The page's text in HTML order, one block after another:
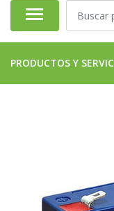
PRODUCTOS Y